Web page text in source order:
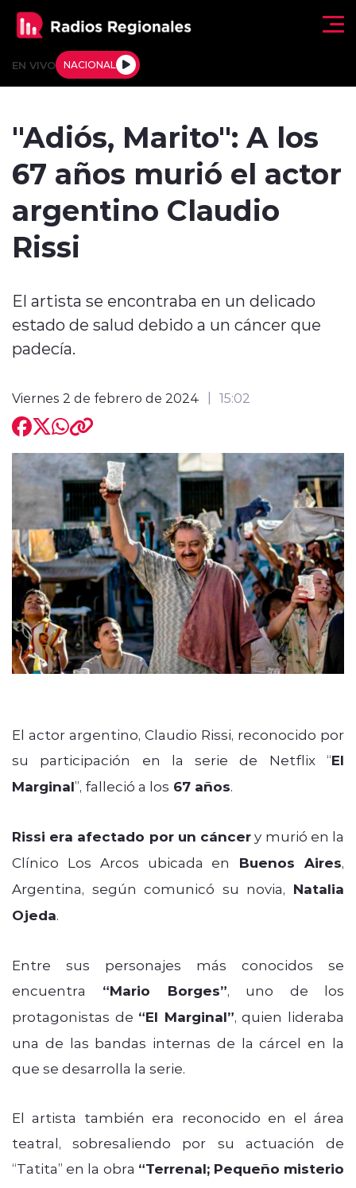
EN VIVO NACIONAL
Actualidad
Tendencias
Deportes
Regiones al Aire
Entrevistas
modo claro
"Adiós, Marito": A los
67 años murió el actor
argentino Claudio
Rissi
El artista se encontraba en un delicado
estado de salud debido a un cáncer que
padecía.
Viernes 2 de febrero de 2024 15:02
El actor argentino, Claudio Rissi, reconocido por
su participación en la serie de Netflix “El
Marginal”, falleció a los 67 años.
Rissi era afectado por un cáncery murió en la
Clínico Los Arcos ubicada en
Buenos Aires,
Argentina, según comunicó su novia, Natalia
Ojeda.
Entre sus personajes más conocidos se
encuentra
“Mario Borges”, uno de los
protagonistas de “El Marginal”, quien lideraba
una de las bandas internas de la cárcel en la
que se desarrolla la serie.
El artista también era reconocido en el área
teatral, sobresaliendo por su actuación de
“Tatita” en la obra “Terrenal; Pequeño misterio